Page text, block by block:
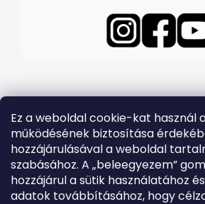
Ez a weboldal cookie-kat használ
működésének biztosítása
hozzájárulásával a weboldal
szabásához. A „beleegyezem”
hozzájárul a sütik használatához
adatok továbbításához, hogy
Shoptet
Copyright 2026EVOLVEO.hu.